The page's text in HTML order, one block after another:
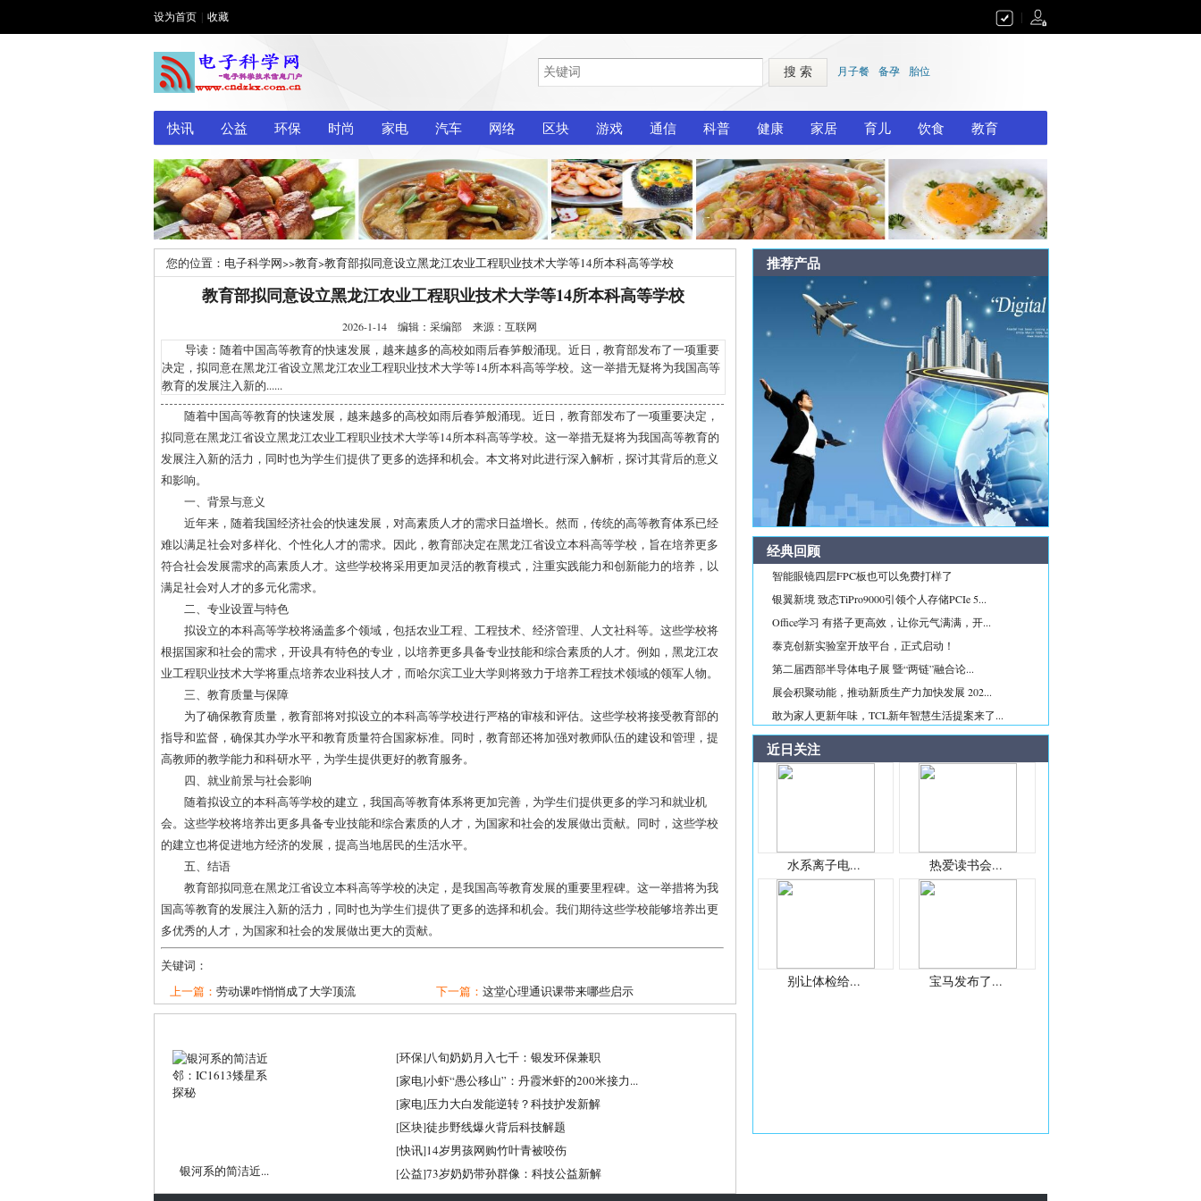
设为首页 收藏
搜 索 月子餐 备孕 胎位
快讯 公益 环保 时尚 家电 汽车 网络 区块 游戏 通信 科普 健康 家居 育儿 饮食 教育
您的位置： 电子科学网>>教育>教育部拟同意设立黑龙江农业工程职业技术大学等14所本科高等学校
教育部拟同意设立黑龙江农业工程职业技术大学等14所本科高等学校
2026-1-14 编辑：采编部 来源：互联网
导读：随着中国高等教育的快速发展，越来越多的高校如雨后春笋般涌现。近日，教育部发布了一项重要
决定，拟同意在黑龙江省设立黑龙江农业工程职业技术大学等14所本科高等学校。这一举措无疑将为我国高等
教育的发展注入新的......
随着中国高等教育的快速发展，越来越多的高校如雨后春笋般涌现。近日，教育部发布了一项重要决定，
拟同意在黑龙江省设立黑龙江农业工程职业技术大学等14所本科高等学校。这一举措无疑将为我国高等教育的
发展注入新的活力，同时也为学生们提供了更多的选择和机会。本文将对此进行深入解析，探讨其背后的意义
和影响。
一、背景与意义
近年来，随着我国经济社会的快速发展，对高素质人才的需求日益增长。然而，传统的高等教育体系已经
难以满足社会对多样化、个性化人才的需求。因此，教育部决定在黑龙江省设立本科高等学校，旨在培养更多
符合社会发展需求的高素质人才。这些学校将采用更加灵活的教育模式，注重实践能力和创新能力的培养，以
满足社会对人才的多元化需求。
二、专业设置与特色
拟设立的本科高等学校将涵盖多个领域，包括农业工程、工程技术、经济管理、人文社科等。这些学校将
根据国家和社会的需求，开设具有特色的专业，以培养更多具备专业技能和综合素质的人才。例如，黑龙江农
业工程职业技术大学将重点培养农业科技人才，而哈尔滨工业大学则将致力于培养工程技术领域的领军人物。
三、教育质量与保障
为了确保教育质量，教育部将对拟设立的本科高等学校进行严格的审核和评估。这些学校将接受教育部的
指导和监督，确保其办学水平和教育质量符合国家标准。同时，教育部还将加强对教师队伍的建设和管理，提
高教师的教学能力和科研水平，为学生提供更好的教育服务。
四、就业前景与社会影响
随着拟设立的本科高等学校的建立，我国高等教育体系将更加完善，为学生们提供更多的学习和就业机
会。这些学校将培养出更多具备专业技能和综合素质的人才，为国家和社会的发展做出贡献。同时，这些学校
的建立也将促进地方经济的发展，提高当地居民的生活水平。
五、结语
教育部拟同意在黑龙江省设立本科高等学校的决定，是我国高等教育发展的重要里程碑。这一举措将为我
国高等教育的发展注入新的活力，同时也为学生们提供了更多的选择和机会。我们期待这些学校能够培养出更
多优秀的人才，为国家和社会的发展做出更大的贡献。
关键词：
上一篇： 劳动课咋悄悄成了大学顶流 下一篇： 这堂心理通识课带来哪些启示
银河系的简洁近...
[环保]八旬奶奶月入七千：银发环保兼职
[家电]小虾“愚公移山”：丹霞米虾的200米接力...
[家电]压力大白发能逆转？科技护发新解
[区块]徒步野线爆火背后科技解题
[快讯]14岁男孩网购竹叶青被咬伤
[公益]73岁奶奶带孙群像：科技公益新解
推荐产品
经典回顾
智能眼镜四层FPC板也可以免费打样了
银翼新境 致态TiPro9000引领个人存储PCIe 5...
Office学习 有搭子更高效，让你元气满满，开...
泰克创新实验室开放平台，正式启动！
第二届西部半导体电子展 暨“两链”融合论...
展会积聚动能，推动新质生产力加快发展 202...
敢为家人更新年味，TCL新年智慧生活提案来了...
近日关注
水系离子电... 热爱读书会...
别让体检给... 宝马发布了...